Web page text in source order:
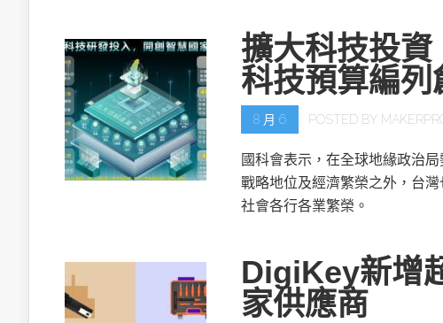
擴大科技投
科技預算編列
8 月 6 POSTED BY
國科會表示，在全球地緣政治
戰略地位及經濟繁榮之外，台
社會各行各業繁榮。
DigiKey新增
家供應商